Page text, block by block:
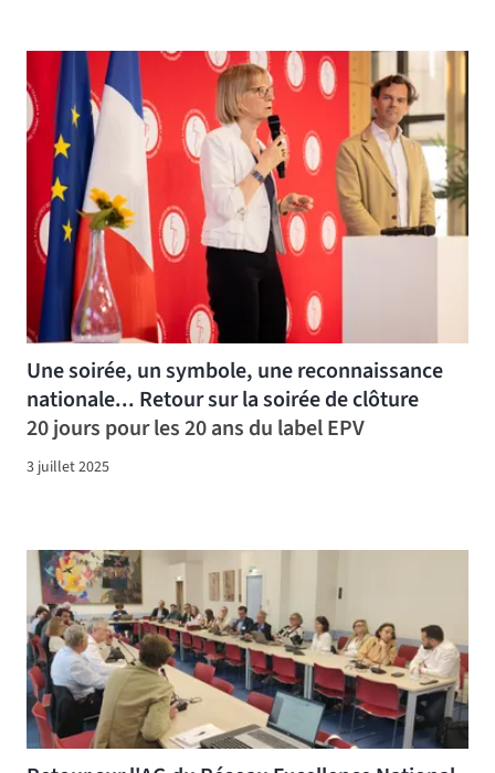
Une soirée, un symbole, une reconnaissance
nationale... Retour sur la soirée de clôture
20 jours pour les 20 ans du label EPV
3 juillet 2025